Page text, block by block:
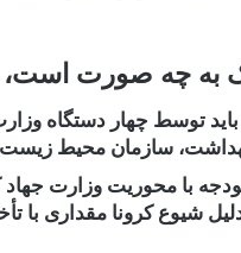
به چه صورت
باید توسط چهار دستگاه
سازمان محیط زیست
با محوریت وزارت
شیوع کرونا مقداری با